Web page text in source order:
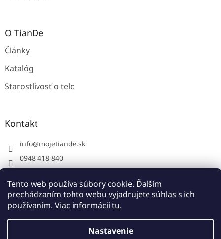
Tento web používa súbory cookie. Ďalším
prechádzaním tohto webu vyjadrujete súhlas s ich
používaním. Viac informáciítu.
Nastavenie
O TianDe
Články
Katalóg
Starostlivosť o telo
Kontakt
info@mojetiande.sk
0948 418 840
instagram - mojetiande